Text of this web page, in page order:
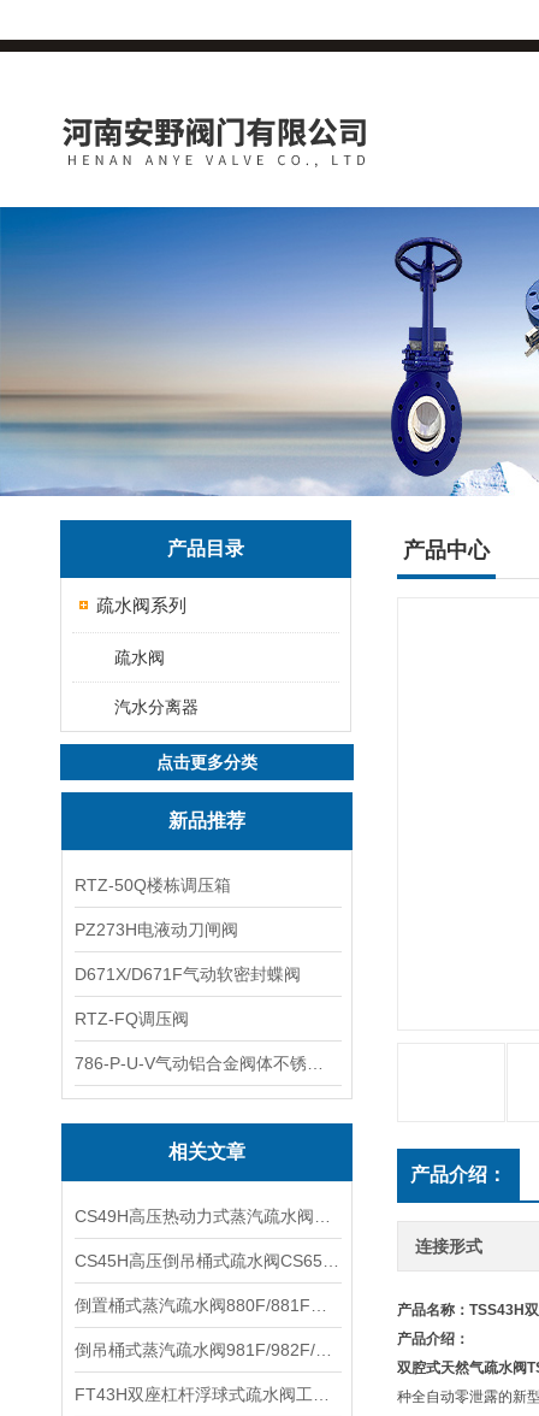
产品目录
疏水阀系列
疏水阀
汽水分离器
点击更多分类
新品推荐
RTZ-50Q楼栋调压箱
PZ273H电液动刀闸阀
D671X/D671F气动软密封蝶阀
RTZ-FQ调压阀
相关文章
产品中心
产品介绍：
连接形式
产品名称：TSS43H
产品介绍：
双腔式天然气疏水阀
种全自动零泄露的新